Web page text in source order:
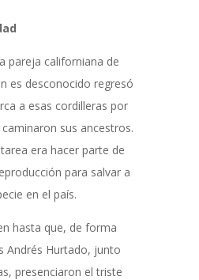
pareja californiana de
es desconocido regresó
a esas cordilleras por
sus ancestros.
era hacer parte de
para salvar a
en el país.
hasta que, de forma
Andrés Hurtado, junto
presenciaron el triste